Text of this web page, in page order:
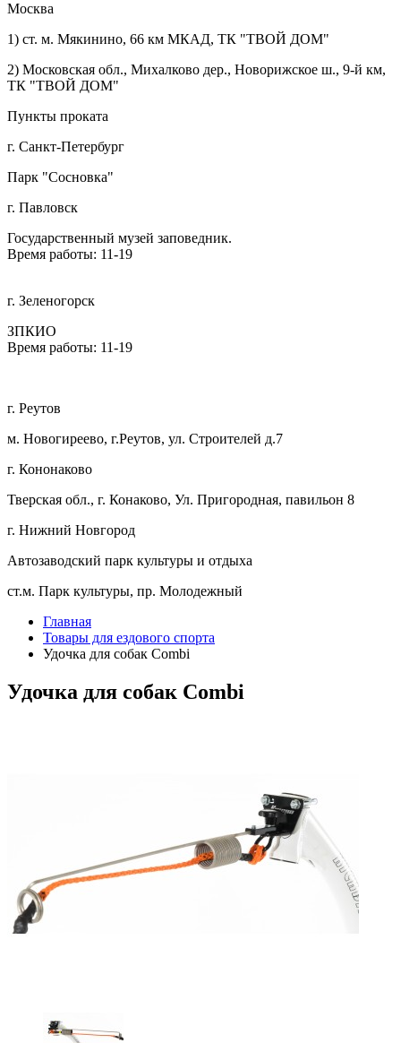
Москва
1) ст. м. Мякинино, 66 км МКАД, ТК "ТВОЙ ДОМ"
2) Московская обл., Михалково дер., Новорижское ш., 9-й км,
ТК "ТВОЙ ДОМ"
Пункты проката
г. Санкт-Петербург
Парк "Сосновка"
г. Павловск
Государственный музей заповедник.
Время работы: 11-19
г. Зеленогорск
ЗПКИО
Время работы: 11-19
г. Реутов
м. Новогиреево, г.Реутов, ул. Строителей д.7
г. Кононаково
Тверская обл., г. Конаково, Ул. Пригородная, павильон 8
г. Нижний Новгород
Автозаводский парк культуры и отдыха
ст.м. Парк культуры, пр. Молодежный
Главная
Товары для ездового спорта
Удочка для собак Combi
Удочка для собак Combi